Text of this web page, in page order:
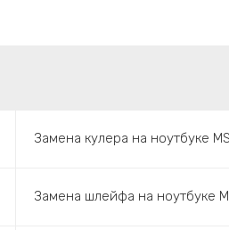
Замена кулера на ноутбуке
Замена шлейфа на ноутбуке